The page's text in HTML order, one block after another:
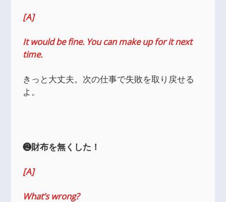
[A]
It would be fine. You can make up for it next
time.
きっと大丈夫。次の仕事で失敗を取り戻せる
よ。
❷財布を無くした！
[A]
What’s wrong?